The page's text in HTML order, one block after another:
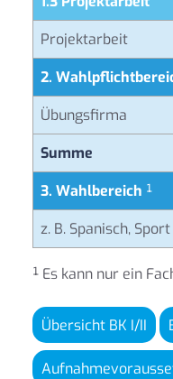
Projektarbeit
2.
Übungsfirma
Summe
3. Wahlbereich ¹
z. B. Spanisch, Sport
¹ Es kann nur ein
Übersicht BK I/II